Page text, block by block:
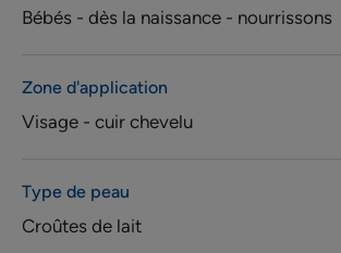
Bébés - dès la naissance - nourrissons
Zone d'application
Visage - cuir chevelu
Type de peau
Croûtes de lait